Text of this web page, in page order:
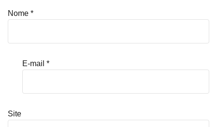
Nome *
E-mail *
Site